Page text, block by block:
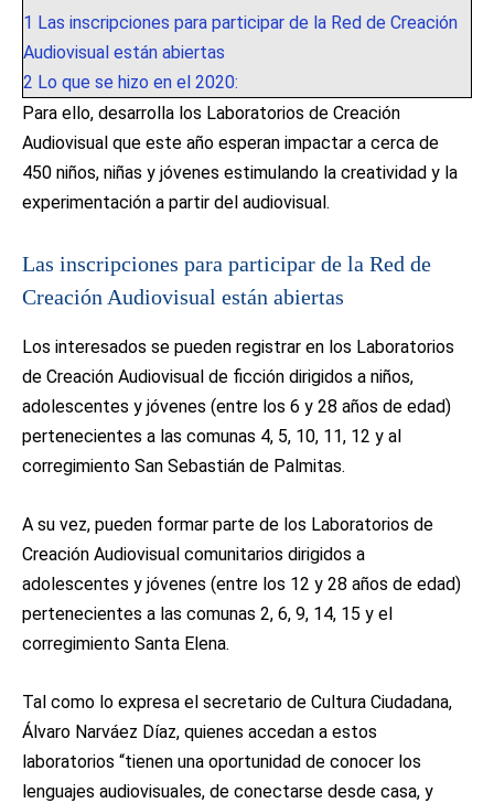
1 Las inscripciones para participar de la Red de Creación
Audiovisual están abiertas
2 Lo que se hizo en el 2020:
Para ello, desarrolla los Laboratorios de Creación
Audiovisual que este año esperan impactar a cerca de
450 niños, niñas y jóvenes estimulando la creatividad y la
experimentación a partir del audiovisual.
Las inscripciones para participar de la Red de
Creación Audiovisual están abiertas
Los interesados se pueden registrar en los Laboratorios
de Creación Audiovisual de ficción dirigidos a niños,
adolescentes y jóvenes (entre los 6 y 28 años de edad)
pertenecientes a las comunas 4, 5, 10, 11, 12 y al
corregimiento San Sebastián de Palmitas.
A su vez, pueden formar parte de los Laboratorios de
Creación Audiovisual comunitarios dirigidos a
adolescentes y jóvenes (entre los 12 y 28 años de edad)
pertenecientes a las comunas 2, 6, 9, 14, 15 y el
corregimiento Santa Elena.
Tal como lo expresa el secretario de Cultura Ciudadana,
Álvaro Narváez Díaz, quienes accedan a estos
laboratorios “tienen una oportunidad de conocer los
lenguajes audiovisuales, de conectarse desde casa, y